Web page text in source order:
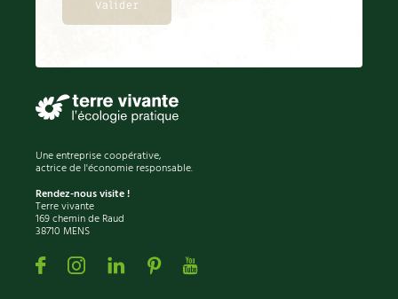
Une entreprise coopérative,
actrice de l'économie responsable.
Rendez-nous visite !
Terre vivante
169 chemin de Raud
38710 MENS
FacebookInstagramLinkedin
PinterestYoutube